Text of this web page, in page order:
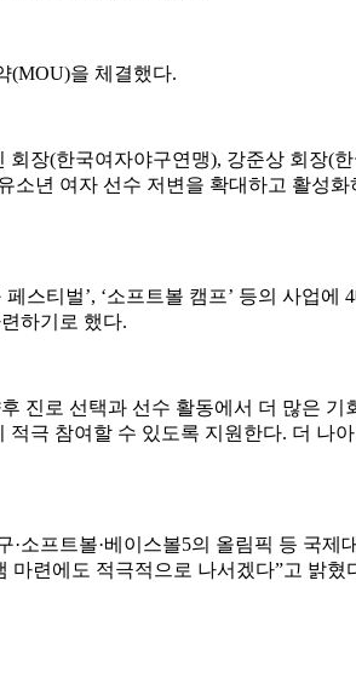
(MOU)을 체결했다.
장(한국여자야구연맹), 강준상 회장(
소년 여자 선수 저변을 확대하고 활성
스티벌’, ‘소프트볼 캠프’ 등의 사업
하기로 했다.
진로 선택과 선수 활동에서 더 많은 기
극 참여할 수 있도록 지원한다. 더 나
소프트볼·베이스볼5의 올림픽 등 국제
마련에도 적극적으로 나서겠다”고 밝혔